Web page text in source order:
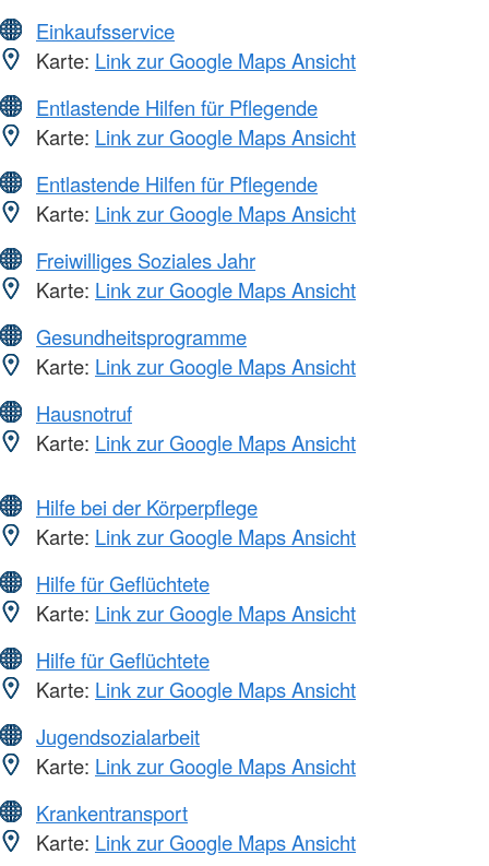
Einkaufsservice
Karte: Link zur Google Maps Ansicht
Entlastende Hilfen für Pflegende
Karte: Link zur Google Maps Ansicht
Entlastende Hilfen für Pflegende
Karte: Link zur Google Maps Ansicht
Freiwilliges Soziales Jahr
Karte: Link zur Google Maps Ansicht
Gesundheitsprogramme
Karte: Link zur Google Maps Ansicht
Hausnotruf
Karte: Link zur Google Maps Ansicht
Hilfe bei der Körperpflege
Karte: Link zur Google Maps Ansicht
Hilfe für Geflüchtete
Karte: Link zur Google Maps Ansicht
Hilfe für Geflüchtete
Karte: Link zur Google Maps Ansicht
Jugendsozialarbeit
Karte: Link zur Google Maps Ansicht
Krankentransport
Karte: Link zur Google Maps Ansicht